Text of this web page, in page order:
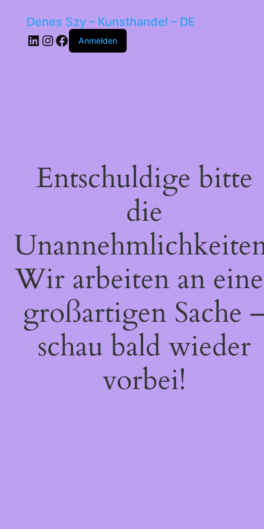
Denes Szy – Kunsthandel – DE
LinkedIn
Instagram
Facebook
Anmelden
Entschuldige bitte
die
Wir arbeiten an
großartigen Sache
schau bald wieder
vorbei!